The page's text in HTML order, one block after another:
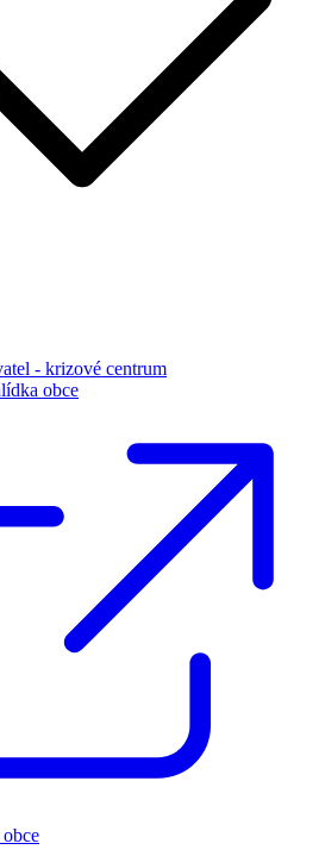
- krizové centrum
obce